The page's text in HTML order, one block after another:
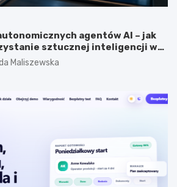
agentów AI – jak
sztucznej inteligencji w
Maliszewska